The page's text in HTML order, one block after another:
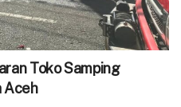
Toko Samping
Aceh